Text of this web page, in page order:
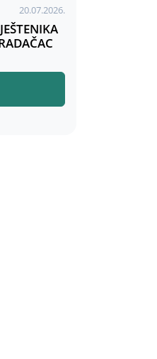
20.07.2026.